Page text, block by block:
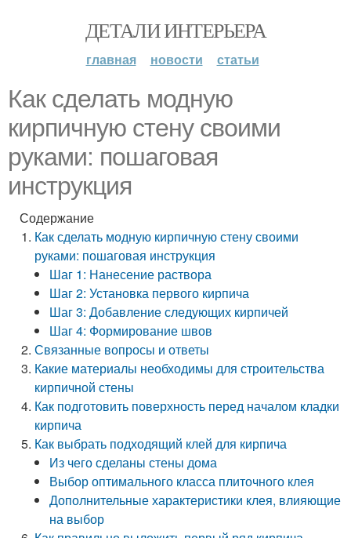
ДЕТАЛИ ИНТЕРЬЕРА
главная новости статьи
Как сделать модную
кирпичную стену своими
руками: пошаговая
инструкция
Содержание
Как сделать модную кирпичную стену своими
руками: пошаговая инструкция
Шаг 1: Нанесение раствора
Шаг 2: Установка первого кирпича
Шаг 3: Добавление следующих кирпичей
Шаг 4: Формирование швов
Связанные вопросы и ответы
Какие материалы необходимы для строительства
кирпичной стены
Как подготовить поверхность перед началом кладки
кирпича
Как выбрать подходящий клей для кирпича
Из чего сделаны стены дома
Выбор оптимального класса плиточного клея
Дополнительные характеристики клея, влияющие
на выбор